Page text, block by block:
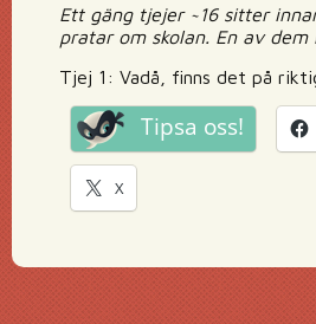
Ett gäng tjejer ~16 sitter
pratar om skolan. En av dem
Tjej 1: Vadå, finns det på
Tipsa oss!
X